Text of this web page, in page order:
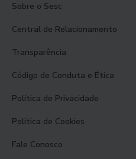
Sobre o Sesc
Central de Relacionamento
Transparência
Código de Conduta e Ética
Política de Privacidade
Política de Cookies
Fale Conosco